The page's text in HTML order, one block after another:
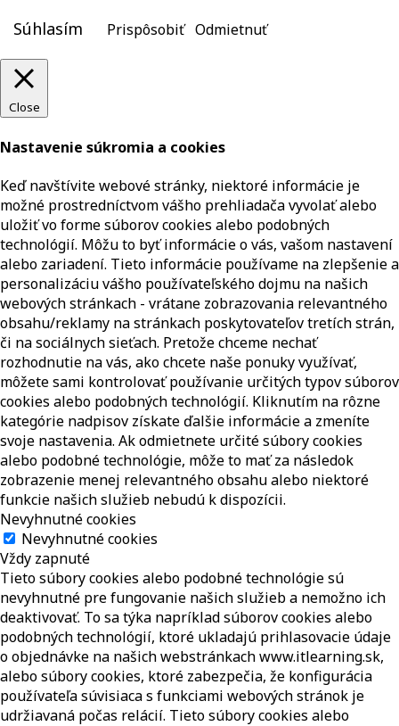
Súhlasím Prispôsobiť Odmietnuť
Close
Nastavenie súkromia a cookies
Keď navštívite webové stránky, niektoré informácie je
možné prostredníctvom vášho prehliadača vyvolať alebo
uložiť vo forme súborov cookies alebo podobných
technológií. Môžu to byť informácie o vás, vašom nastavení
alebo zariadení. Tieto informácie používame na zlepšenie a
personalizáciu vášho používateľského dojmu na našich
webových stránkach - vrátane zobrazovania relevantného
obsahu/reklamy na stránkach poskytovateľov tretích strán,
či na sociálnych sieťach. Pretože chceme nechať
rozhodnutie na vás, ako chcete naše ponuky využívať,
môžete sami kontrolovať používanie určitých typov súborov
cookies alebo podobných technológií. Kliknutím na rôzne
kategórie nadpisov získate ďalšie informácie a zmeníte
svoje nastavenia. Ak odmietnete určité súbory cookies
alebo podobné technológie, môže to mať za následok
zobrazenie menej relevantného obsahu alebo niektoré
funkcie našich služieb nebudú k dispozícii.
Nevyhnutné cookies
Nevyhnutné cookies
Vždy zapnuté
Tieto súbory cookies alebo podobné technológie sú
nevyhnutné pre fungovanie našich služieb a nemožno ich
deaktivovať. To sa týka napríklad súborov cookies alebo
podobných technológií, ktoré ukladajú prihlasovacie údaje
o objednávke na našich webstránkach www.itlearning.sk,
alebo súbory cookies, ktoré zabezpečia, že konfigurácia
používateľa súvisiaca s funkciami webových stránok je
udržiavaná počas relácií. Tieto súbory cookies alebo